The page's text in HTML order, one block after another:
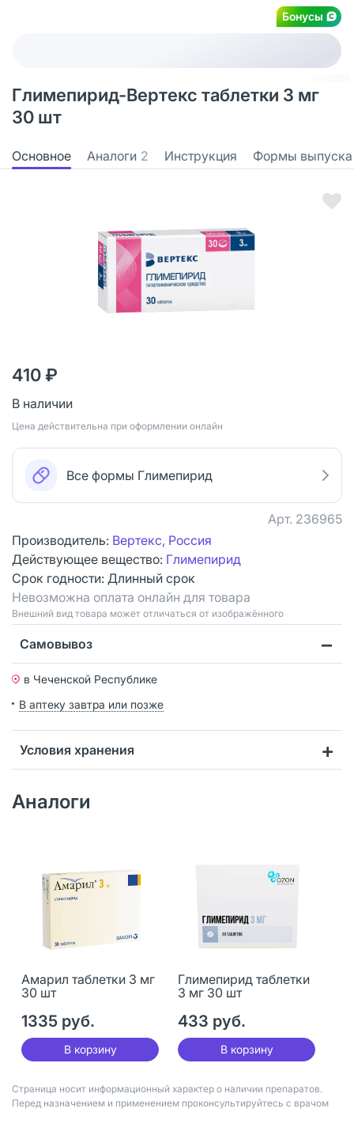
Бонусы
Глимепирид-Вертекс таблетки 3 мг
30 шт
Основное Аналоги 2 Инструкция Формы выпуска
410 ₽
В наличии
Цена действительна при оформлении онлайн
Все формы Глимепирид
Арт. 236965
Производитель: Вертекс, Россия
Действующее вещество: Глимепирид
Срок годности: Длинный срок
Невозможна оплата онлайн для товара
Bнешний вид товара может отличаться от изображённого
Самовывоз
в Чеченской Республике
В аптеку завтра или позже
Условия хранения
Аналоги
Амарил таблетки 3 мг
30 шт
1335 руб.
В корзину
Глимепирид таблетки
3 мг 30 шт
433 руб.
В корзину
Страница носит информационный характер о наличии препаратов.
Перед назначением и применением проконсультируйтесь с врачом